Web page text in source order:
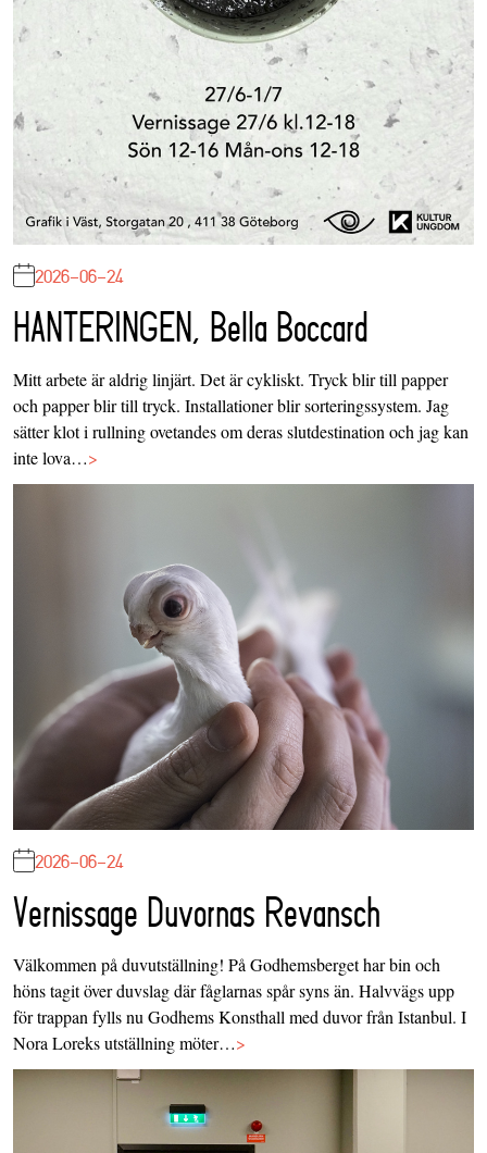
2026-06-24
HANTERINGEN, Bella Boccard
Mitt arbete är aldrig linjärt. Det är cykliskt. Tryck blir till papper
och papper blir till tryck. Installationer blir sorteringssystem. Jag
sätter klot i rullning ovetandes om deras slutdestination och jag kan
inte lova…>
2026-06-24
Vernissage Duvornas Revansch
Välkommen på duvutställning! På Godhemsberget har bin och
höns tagit över duvslag där fåglarnas spår syns än. Halvvägs upp
för trappan fylls nu Godhems Konsthall med duvor från Istanbul. I
Nora Loreks utställning möter…>